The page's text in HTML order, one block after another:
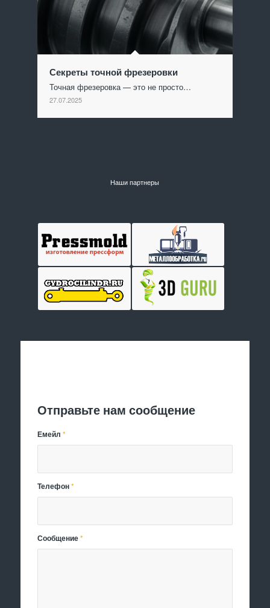
Секреты точной фрезеровки
Точная фрезеровка — это не просто…
27.07.2025
Наши партнеры
Отправьте нам сообщение
Емейл*
Телефон*
Сообщение*